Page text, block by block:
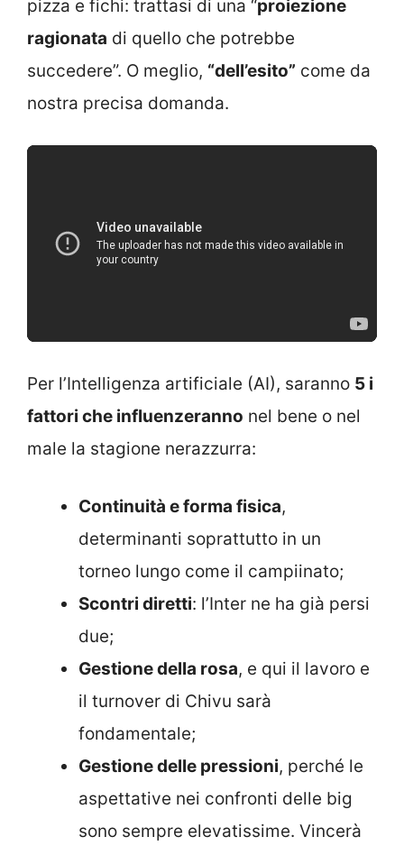
pizza e fichi: trattasi di una “proiezione
ragionata di quello che potrebbe
succedere”. O meglio, “dell’esito” come da
nostra precisa domanda.
Per l’Intelligenza artificiale (AI), saranno 5 i
fattori che influenzeranno nel bene o nel
male la stagione nerazzurra:
Continuità e forma fisica,
determinanti soprattutto in un
torneo lungo come il campiinato;
Scontri diretti: l’Inter ne ha già persi
due;
Gestione della rosa, e qui il lavoro e
il turnover di Chivu sarà
fondamentale;
Gestione delle pressioni, perché le
aspettative nei confronti delle big
sono sempre elevatissime. Vincerà